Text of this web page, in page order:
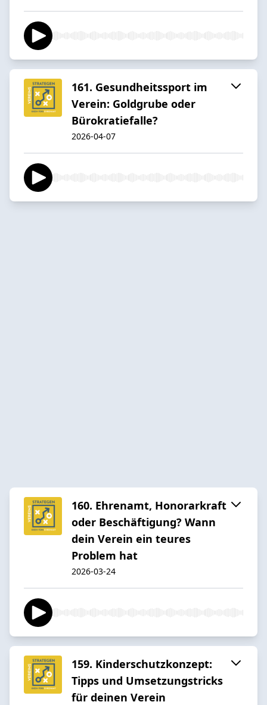
161. Gesundheitssport im
Verein: Goldgrube oder
Bürokratiefalle?
2026-04-07
160. Ehrenamt, Honorarkraft
oder Beschäftigung? Wann
dein Verein ein teures
Problem hat
2026-03-24
159. Kinderschutzkonzept:
Tipps und Umsetzungstricks
für deinen Verein